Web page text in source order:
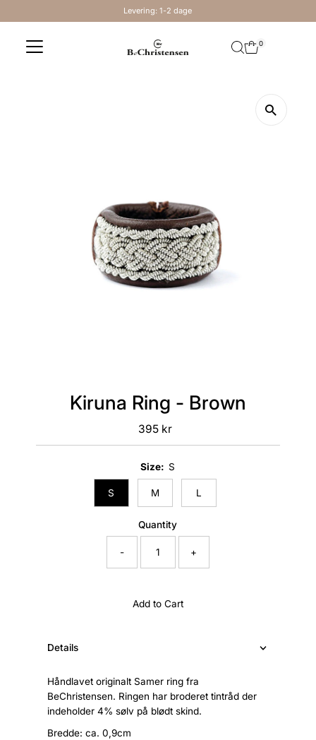
Levering: 1-2 dage
0
Kiruna Ring - Brown
Regular
Price
395 kr
Size: S
S M L
Quantity
- +
Add to Cart
Details
Håndlavet originalt Samer ring fra
BeChristensen. Ringen har broderet tintråd der
indeholder 4% sølv på blødt skind.
Bredde: ca. 0,9cm